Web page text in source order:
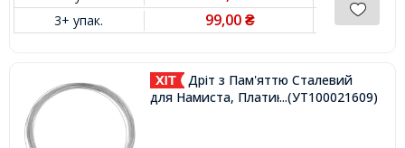
3+ упак. 99,00₴
Дріт з Пам'яттю Сталевий
для Намиста, Платина, 0.6х115мм,
...(УТ100021609)